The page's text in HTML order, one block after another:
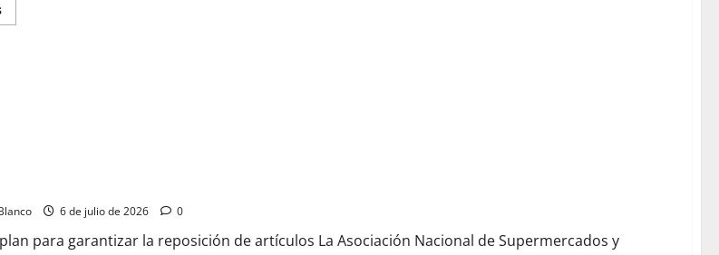
6 de julio de 2026 0
para garantizar la reposición de artículos La Asociación Nacional de Supermercados y